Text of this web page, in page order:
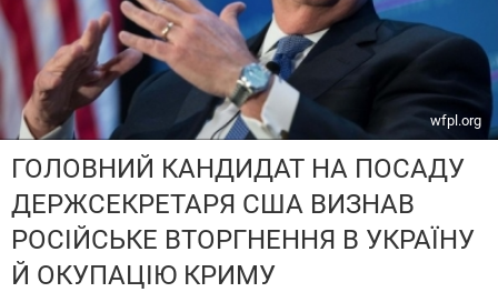
wfpl.org
ГОЛОВНИЙ КАНДИДАТ НА ПОСАДУ
ДЕРЖСЕКРЕТАРЯ США ВИЗНАВ
РОСІЙСЬКЕ ВТОРГНЕННЯ В УКРАЇНУ
Й ОКУПАЦІЮ КРИМУ